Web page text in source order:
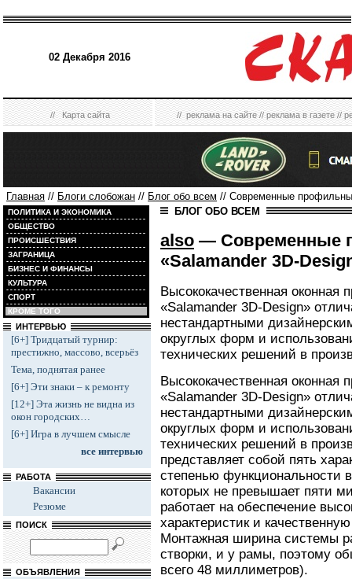
02 Декабря 2016
//Карта сайта //реклама на сайте//реклама в газете//
Главная // Блоги слобожан // Блог обо всем // Современные
ПОЛИТИКА И ЭКОНОМИКА
ОБЩЕСТВО
ПРОИСШЕСТВИЯ
ЗАГРАНИЦА
БИЗНЕС И ФИНАНСЫ
КУЛЬТУРА
СПОРТ
КРОМЕ ТОГО
ИНТЕРВЬЮ
[6+] Тридцатый турнир:
престижно, массово, всерьёз
Тема, поднятая ранее
[6+] Эти знаки – к ремонту
[12+] Эта жизнь не видна из
окон городских…
[6+] Игра в лучшем смысле
все интервью
РАБОТА
Вакансии
Резюме
ПОИСК
ОБЪЯВЛЕНИЯ
БЛОГ ОБО ВСЕМ
also — Современные
«Salamander 3D-
Высококачественная оконная
«Salamander 3D-Design»
нестандартными
округлых форм и
технических решений в
Высококачественная оконная
«Salamander 3D-Design»
нестандартными
округлых форм и
технических решений в
представляет собой пять
степенью функциональности
которых не превышает пяти
работает на обеспечение
характеристик и
Монтажная ширина системы
створки, и у рамы, поэтому
всего 48 миллиметров).